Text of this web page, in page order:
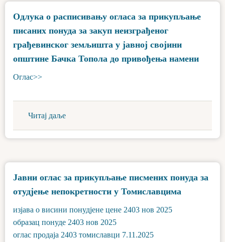
Одлука о расписивању огласа за прикупљање
писаних понуда за закуп неизграђеног
грађевинског земљишта у јавној својини
општине Бачка Топола до привођења намени
Оглас>>
Читај даље
Јавни оглас за прикупљање писмених понуда за
отудјење непокретности у Томиславцима
изјава о висини понудјене цене 2403 нов 2025
образац понуде 2403 нов 2025
оглас продаја 2403 томиславци 7.11.2025